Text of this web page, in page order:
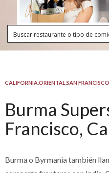
CALIFORNIA,ORIENTAL,SAN FRANCISCO
Burma
Francisco,
Burma o Byrmania también